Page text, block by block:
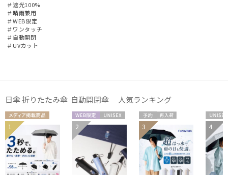
マフラー・ストール・スカーフ
帽子
カラー
価格・割引率
在庫表示
＃遮光100%
＃晴雨兼用
＃WEB限定
＃ワンタッチ
＃自動開閉
＃UVカット
日傘 折りたたみ傘 自動開閉傘 人気ランキング
メディア掲
載商品
UNISE
X
1
WEB限
定
UNISE
2 予約 再入
荷
UNISE
X
3
UNISE
X
4